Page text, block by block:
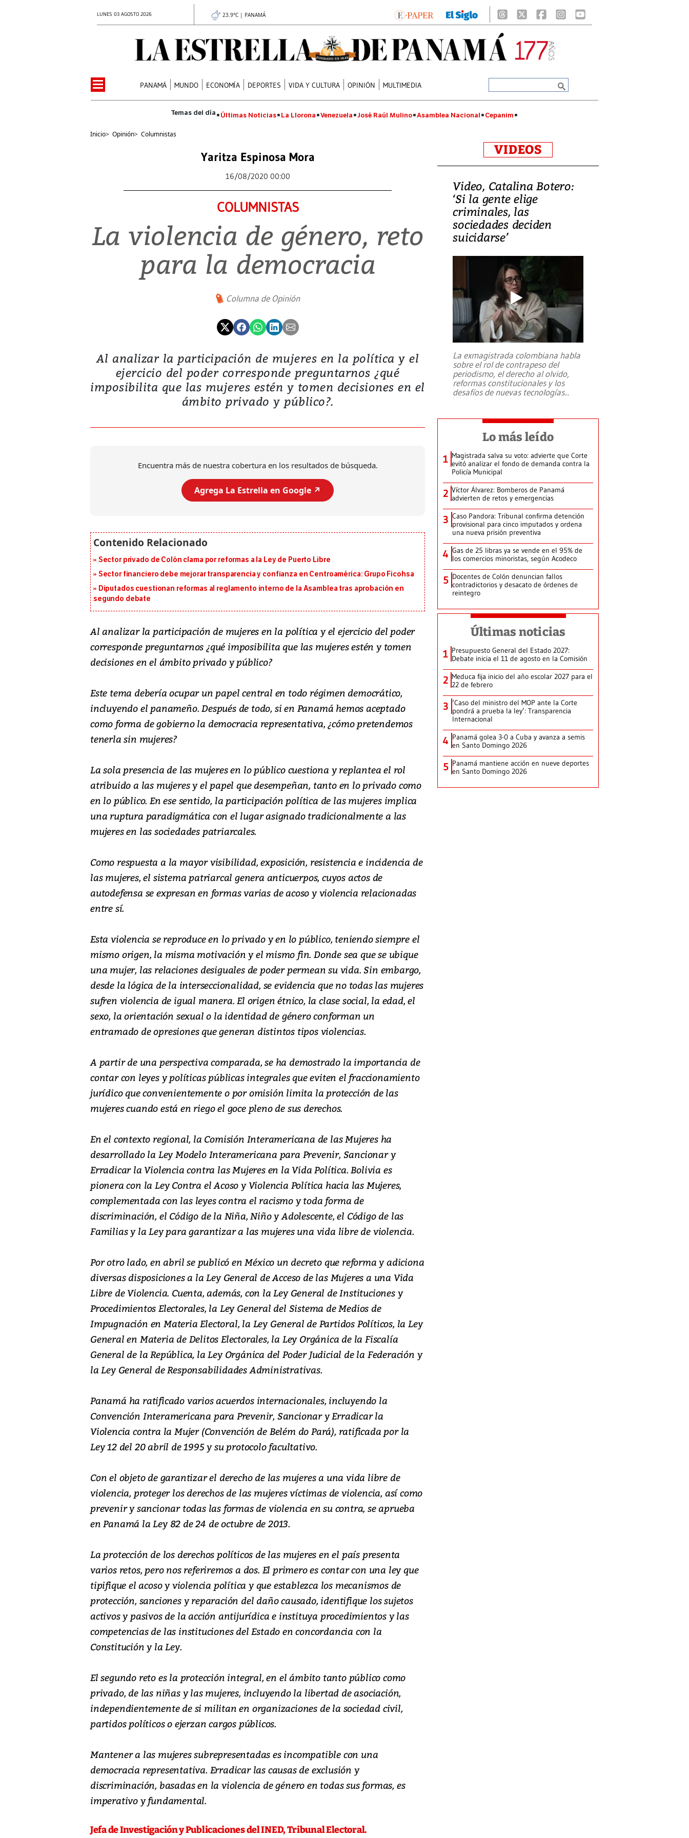
LUNES 03 AGOSTO 2026 23.9°C | PANAMÁ
PANAMÁ MUNDO ECONOMÍA DEPORTES VIDA Y CULTURA OPINIÓN MULTIMEDIA
Últimas Noticias La Llorona Venezuela José Raúl Mulino Asamblea Nacional Cepanim
Inicio> Opinión> Columnistas
Yaritza Espinosa Mora
16/08/2020 00:00
COLUMNISTAS
La violencia de género, reto
para la democracia
Columna de Opinión
Al analizar la participación de mujeres en la política y el
ejercicio del poder corresponde preguntarnos ¿qué
imposibilita que las mujeres estén y tomen decisiones en el
ámbito privado y público?.
Encuentra más de nuestra cobertura en los resultados de búsqueda.
Agrega La Estrella en Google ↗️
Sector privado de Colón clama por reformas a la Ley de Puerto Libre
Sector financiero debe mejorar transparencia y confianza en Centroamérica: Grupo Ficohsa
Diputados cuestionan reformas al reglamento interno de la Asamblea tras aprobación en
segundo debate
Al analizar la participación de mujeres en la política y el ejercicio del poder
corresponde preguntarnos ¿qué imposibilita que las mujeres estén y tomen
decisiones en el ámbito privado y público?
Este tema debería ocupar un papel central en todo régimen democrático,
incluyendo el panameño. Después de todo, si en Panamá hemos aceptado
como forma de gobierno la democracia representativa, ¿cómo pretendemos
tenerla sin mujeres?
La sola presencia de las mujeres en lo público cuestiona y replantea el rol
atribuido a las mujeres y el papel que desempeñan, tanto en lo privado como
en lo público. En ese sentido, la participación política de las mujeres implica
una ruptura paradigmática con el lugar asignado tradicionalmente a las
mujeres en las sociedades patriarcales.
Como respuesta a la mayor visibilidad, exposición, resistencia e incidencia de
las mujeres, el sistema patriarcal genera anticuerpos, cuyos actos de
autodefensa se expresan en formas varias de acoso y violencia relacionadas
entre sí.
Esta violencia se reproduce en lo privado y en lo público, teniendo siempre el
mismo origen, la misma motivación y el mismo fin. Donde sea que se ubique
una mujer, las relaciones desiguales de poder permean su vida. Sin embargo,
desde la lógica de la interseccionalidad, se evidencia que no todas las mujeres
sufren violencia de igual manera. El origen étnico, la clase social, la edad, el
sexo, la orientación sexual o la identidad de género conforman un
entramado de opresiones que generan distintos tipos violencias.
A partir de una perspectiva comparada, se ha demostrado la importancia de
contar con leyes y políticas públicas integrales que eviten el fraccionamiento
jurídico que convenientemente o por omisión limita la protección de las
mujeres cuando está en riego el goce pleno de sus derechos.
En el contexto regional, la Comisión Interamericana de las Mujeres ha
desarrollado la Ley Modelo Interamericana para Prevenir, Sancionar y
Erradicar la Violencia contra las Mujeres en la Vida Política. Bolivia es
pionera con la Ley Contra el Acoso y Violencia Política hacia las Mujeres,
complementada con las leyes contra el racismo y toda forma de
discriminación, el Código de la Niña, Niño y Adolescente, el Código de las
Familias y la Ley para garantizar a las mujeres una vida libre de violencia.
Por otro lado, en abril se publicó en México un decreto que reforma y adiciona
diversas disposiciones a la Ley General de Acceso de las Mujeres a una Vida
Libre de Violencia. Cuenta, además, con la Ley General de Instituciones y
Procedimientos Electorales, la Ley General del Sistema de Medios de
Impugnación en Materia Electoral, la Ley General de Partidos Políticos, la Ley
General en Materia de Delitos Electorales, la Ley Orgánica de la Fiscalía
General de la República, la Ley Orgánica del Poder Judicial de la Federación y
la Ley General de Responsabilidades Administrativas.
Panamá ha ratificado varios acuerdos internacionales, incluyendo la
Convención Interamericana para Prevenir, Sancionar y Erradicar la
Violencia contra la Mujer (Convención de Belém do Pará), ratificada por la
Ley 12 del 20 abril de 1995 y su protocolo facultativo.
Con el objeto de garantizar el derecho de las mujeres a una vida libre de
violencia, proteger los derechos de las mujeres víctimas de violencia, así como
prevenir y sancionar todas las formas de violencia en su contra, se aprueba
en Panamá la Ley 82 de 24 de octubre de 2013.
La protección de los derechos políticos de las mujeres en el país presenta
varios retos, pero nos referiremos a dos. El primero es contar con una ley que
tipifique el acoso y violencia política y que establezca los mecanismos de
protección, sanciones y reparación del daño causado, identifique los sujetos
activos y pasivos de la acción antijurídica e instituya procedimientos y las
competencias de las instituciones del Estado en concordancia con la
Constitución y la Ley.
El segundo reto es la protección integral, en el ámbito tanto público como
privado, de las niñas y las mujeres, incluyendo la libertad de asociación,
independientemente de si militan en organizaciones de la sociedad civil,
partidos políticos o ejerzan cargos públicos.
Mantener a las mujeres subrepresentadas es incompatible con una
democracia representativa. Erradicar las causas de exclusión y
discriminación, basadas en la violencia de género en todas sus formas, es
imperativo y fundamental.
Jefa de Investigación y Publicaciones del INED, Tribunal Electoral.
VIDEOS
Video, Catalina Botero:
‘Si la gente elige
criminales, las
sociedades deciden
suicidarse’
La exmagistrada colombiana habla
sobre el rol de contrapeso del
periodismo, el derecho al olvido,
reformas constitucionales y los
desafíos de nuevas tecnologías...
Lo más leído
1 Magistrada salva su voto: advierte que Corte
evitó analizar el fondo de demanda contra la
Policía Municipal
2 Víctor Álvarez: Bomberos de Panamá
advierten de retos y emergencias
3 Caso Pandora: Tribunal confirma detención
provisional para cinco imputados y ordena
una nueva prisión preventiva
4 Gas de 25 libras ya se vende en el 95% de
los comercios minoristas, según Acodeco
5 Docentes de Colón denuncian fallos
contradictorios y desacato de órdenes de
reintegro
Últimas noticias
1 Presupuesto General del Estado 2027:
Debate inicia el 11 de agosto en la Comisión
2 Meduca fija inicio del año escolar 2027 para el
22 de febrero
3 ‘Caso del ministro del MOP ante la Corte
pondrá a prueba la ley’: Transparencia
Internacional
4 Panamá golea 3-0 a Cuba y avanza a semis
en Santo Domingo 2026
5 Panamá mantiene acción en nueve deportes
en Santo Domingo 2026